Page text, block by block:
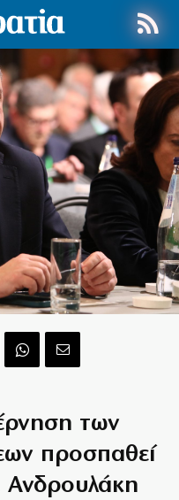
των
προσπαθεί
Ανδρουλάκη